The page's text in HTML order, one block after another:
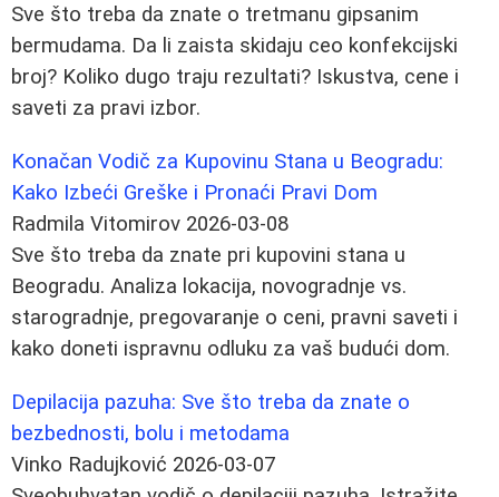
Sve što treba da znate o tretmanu gipsanim
bermudama. Da li zaista skidaju ceo konfekcijski
broj? Koliko dugo traju rezultati? Iskustva, cene i
saveti za pravi izbor.
Konačan Vodič za Kupovinu Stana u Beogradu:
Kako Izbeći Greške i Pronaći Pravi Dom
Radmila Vitomirov 2026-03-08
Sve što treba da znate pri kupovini stana u
Beogradu. Analiza lokacija, novogradnje vs.
starogradnje, pregovaranje o ceni, pravni saveti i
kako doneti ispravnu odluku za vaš budući dom.
Depilacija pazuha: Sve što treba da znate o
bezbednosti, bolu i metodama
Vinko Radujković 2026-03-07